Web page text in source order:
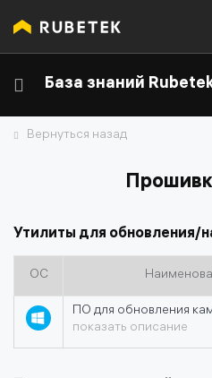
База знаний
Вернуться назад
Утилиты для обновления/
ОС
ПО для обновления
показать описание